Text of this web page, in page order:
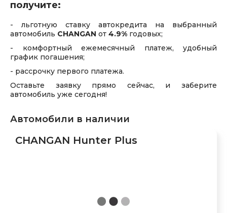
получите:
- льготную ставку автокредита на выбранный
автомобиль CHANGAN от 4.9% годовых;
- комфортный ежемесячный платеж, удобный
график погашения;
- рассрочку первого платежа.
Оставьте заявку прямо сейчас, и заберите
автомобиль уже сегодня!
Автомобили в наличии
CHANGAN Hunter Plus